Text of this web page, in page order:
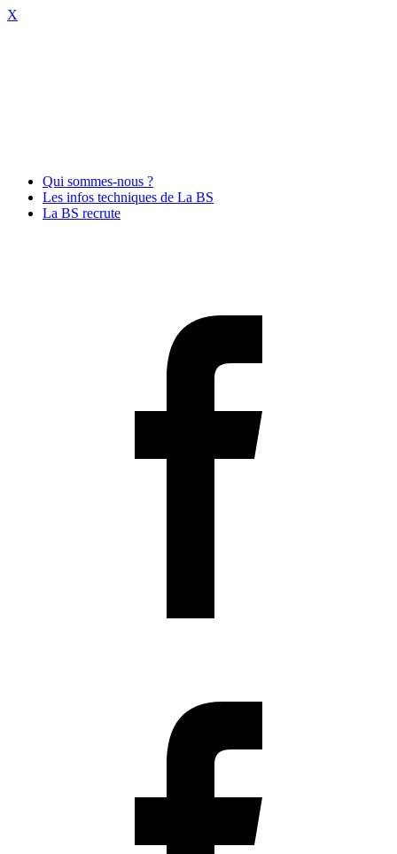
X
Qui sommes-nous ?
Les infos techniques de La BS
La BS recrute